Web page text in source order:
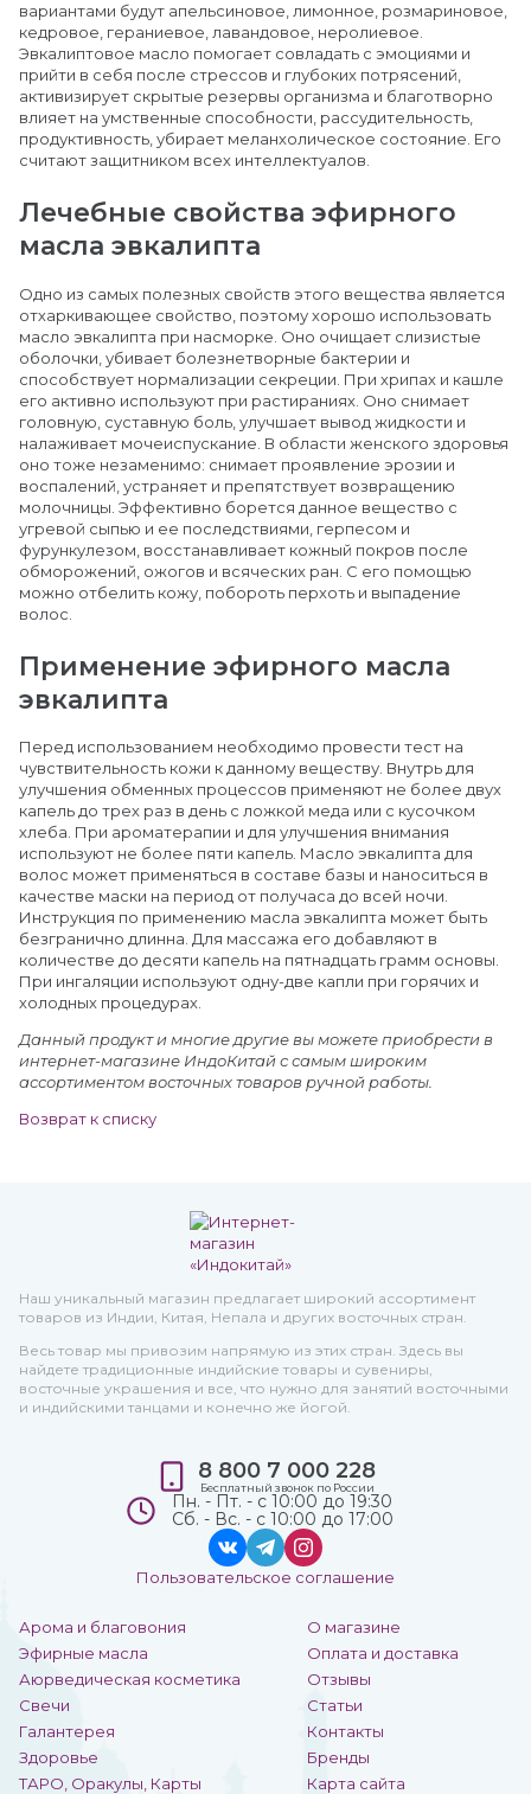
вариантами будут апельсиновое, лимонное, розмариновое,
кедровое, гераниевое, лавандовое, неролиевое.
Эвкалиптовое масло помогает совладать с эмоциями и
прийти в себя после стрессов и глубоких потрясений,
активизирует скрытые резервы организма и благотворно
влияет на умственные способности, рассудительность,
продуктивность, убирает меланхолическое состояние. Его
считают защитником всех интеллектуалов.
Лечебные свойства эфирного
масла эвкалипта
Одно из самых полезных свойств этого вещества является
отхаркивающее свойство, поэтому хорошо использовать
масло эвкалипта при насморке. Оно очищает слизистые
оболочки, убивает болезнетворные бактерии и
способствует нормализации секреции. При хрипах и кашле
его активно используют при растираниях. Оно снимает
головную, суставную боль, улучшает вывод жидкости и
налаживает мочеиспускание. В области женского здоровья
оно тоже незаменимо: снимает проявление эрозии и
воспалений, устраняет и препятствует возвращению
молочницы. Эффективно борется данное вещество с
угревой сыпью и ее последствиями, герпесом и
фурункулезом, восстанавливает кожный покров после
обморожений, ожогов и всяческих ран. С его помощью
можно отбелить кожу, побороть перхоть и выпадение
волос.
Применение эфирного масла
эвкалипта
Перед использованием необходимо провести тест на
чувствительность кожи к данному веществу. Внутрь для
улучшения обменных процессов применяют не более двух
капель до трех раз в день с ложкой меда или с кусочком
хлеба. При ароматерапии и для улучшения внимания
используют не более пяти капель. Масло эвкалипта для
волос может применяться в составе базы и наноситься в
качестве маски на период от получаса до всей ночи.
Инструкция по применению масла эвкалипта может быть
безгранично длинна. Для массажа его добавляют в
количестве до десяти капель на пятнадцать грамм основы.
При ингаляции используют одну-две капли при горячих и
холодных процедурах.
Данный продукт и многие другие вы можете приобрести в
интернет-магазине ИндоКитай с самым широким
ассортиментом восточных товаров ручной работы.
Возврат к списку
Наш уникальный магазин предлагает широкий ассортимент
товаров из Индии, Китая, Непала и других восточных стран.
Весь товар мы привозим напрямую из этих стран. Здесь вы
найдете традиционные индийские товары и сувениры,
восточные украшения и все, что нужно для занятий восточными
и индийскими танцами и конечно же йогой.
Арома и благовония
Эфирные масла
Аюрведическая косметика
Свечи
Галантерея
Здоровье
ТАРО, Оракулы, Карты
О магазине
Оплата и доставка
Отзывы
Статьи
Контакты
Бренды
Карта сайта
8 800 7 000 228
Бесплатный звонок по России
Пн. - Пт. - с 10:00 до 19:30
Сб. - Вс. - с 10:00 до 17:00
Пользовательское соглашение